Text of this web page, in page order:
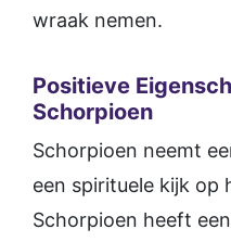
wraak nemen.
Positieve
Schorpioen
Schorpioen neemt
een spirituele kijk op
Schorpioen heeft